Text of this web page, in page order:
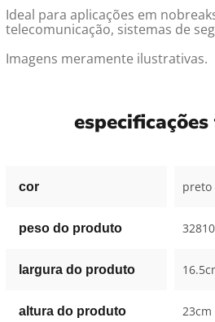
Ideal para aplicações em
telecomunicação, sistemas de
Imagens meramente ilustrativas.
cor preto
peso do produto
largura do produto
altura do produto 23cm